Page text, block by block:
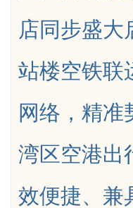
uz店同步盛大
站楼空铁联
网络，精准
湾区空港出
效便捷、兼